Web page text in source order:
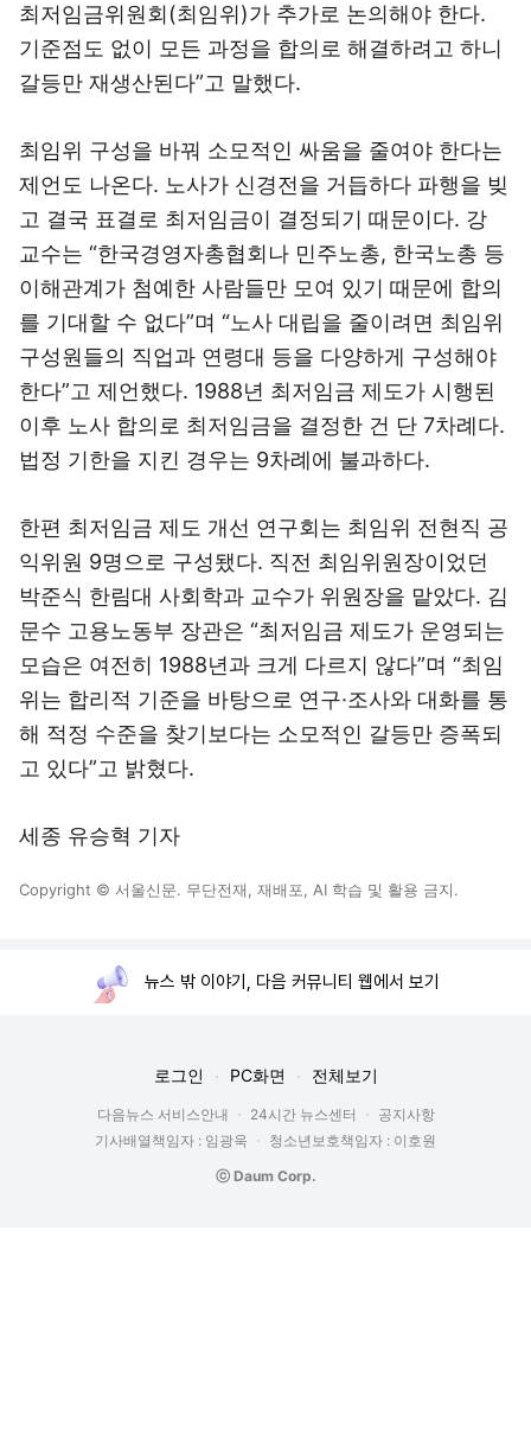
최저임금위원회(최임위)가 추가로 논의해야 한다.
기준점도 없이 모든 과정을 합의로 해결하려고 하니
갈등만 재생산된다”고 말했다.
최임위 구성을 바꿔 소모적인 싸움을 줄여야 한다는
제언도 나온다. 노사가 신경전을 거듭하다 파행을 빚
고 결국 표결로 최저임금이 결정되기 때문이다. 강
교수는 “한국경영자총협회나 민주노총, 한국노총 등
이해관계가 첨예한 사람들만 모여 있기 때문에 합의
를 기대할 수 없다”며 “노사 대립을 줄이려면 최임위
구성원들의 직업과 연령대 등을 다양하게 구성해야
한다”고 제언했다. 1988년 최저임금 제도가 시행된
이후 노사 합의로 최저임금을 결정한 건 단 7차례다.
법정 기한을 지킨 경우는 9차례에 불과하다.
한편 최저임금 제도 개선 연구회는 최임위 전현직 공
익위원 9명으로 구성됐다. 직전 최임위원장이었던
박준식 한림대 사회학과 교수가 위원장을 맡았다. 김
문수 고용노동부 장관은 “최저임금 제도가 운영되는
모습은 여전히 1988년과 크게 다르지 않다”며 “최임
위는 합리적 기준을 바탕으로 연구·조사와 대화를 통
해 적정 수준을 찾기보다는 소모적인 갈등만 증폭되
고 있다”고 밝혔다.
세종 유승혁 기자
Copyright © 서울신문. 무단전재, 재배포, AI 학습 및 활용 금지.
뉴스 밖 이야기, 다음 커뮤니티 웹에서 보기
로그인 PC화면 전체보기
다음뉴스 서비스안내 24시간 뉴스센터
공지사항
기사배열책임자 : 임광욱
청소년보호책임자 : 이호원
ⓒ Daum Corp.